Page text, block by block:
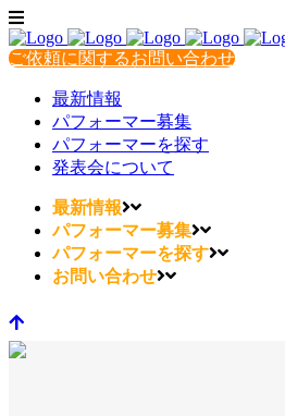
ご依頼に関するお問い合わせ
最新情報
パフォーマー募集
パフォーマーを探す
発表会について
最新情報
パフォーマー募集
パフォーマーを探す
お問い合わせ